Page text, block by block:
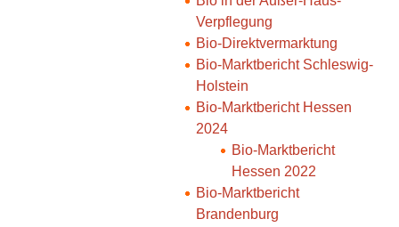
Verpflegung
Bio-Direktvermarktung
Bio-Marktbericht Schleswig-
Holstein
Bio-Marktbericht Hessen
2024
Bio-Marktbericht
Hessen 2022
Bio-Marktbericht
Brandenburg